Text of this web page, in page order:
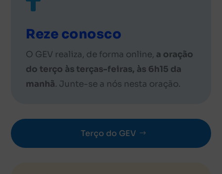
Reze conosco
O GEV realiza, de forma online, a oração
do terço às terças-feiras, às 6h15 da
manhã. Junte-se a nós nesta oração.
Terço do GEV